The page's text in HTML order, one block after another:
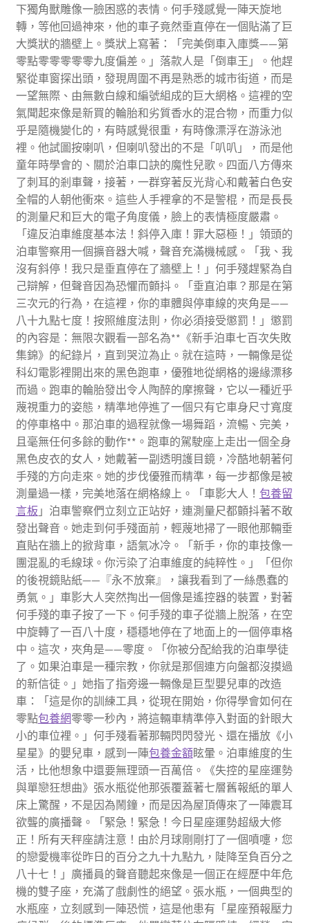
下獨角獸雕像一臉困惑的表情。何手殘感覺一陣天旋地
轉，等他回過神來，他的車子竟然垂直停在一個貼滿了巨
大獎狀的牆壁上。獎狀上寫著：「完美倒車入庫獎——第
零點零零零零零九度偏差。」落款人是「倒車王」。他趕
緊從車窗探出頭，發現周圍不再是熟悉的城市街道，而是
一望無際、由無數白線和編號組成的巨大網格。這裡的空
氣聞起來像是新買的輪胎和劣質香水的混合物，而重力似
乎是隨機變化的，有時感覺很重，有時像漂浮在游泳池
裡。他試圖按喇叭，但喇叭發出的不是「叭叭」，而是他
童年時學會的、關於泊車口訣的魔性兒歌。四面八方傳來
了刺耳的剎車聲，接著，一群穿著反光背心和戴著白色安
全帽的人朝他衝來。這些人手裡拿的不是警棍，而是長長
的測量尺和巨大的電子角度儀，臉上的表情極度嚴肅。
「違反泊車維度基本法！斜停入庫！罪大惡極！」領頭的
泊車警察用一個擴音器大喊，聲音充滿機械感。「我、我
沒有斜停！我只是垂直停在了牆壁上！」何手殘趕緊為自
己辯解，但聲音因為恐懼而顫抖。「垂直泊車？那是在第
三次元的行為，在這裡，你的車體與停車線的夾角是——
八十九點七度！按照維度法則，你必須接受懲罰！」懲罰
的內容是：無限次觀看一部名為**《新手泊車七百次失敗
集錦》的紀錄片，直到哭泣為止。就在這時，一輛像是從
科幻電影裡開出來的黑色跑車，優雅地從網格的邊緣漂移
而過。跑車的輪胎發出令人陶醉的摩擦聲，它以一種近乎
蔑視重力的姿態，精準地停進了一個只有它車身尺寸寬度
的停車格中。那泊車的過程就像一場舞蹈，流暢、完美，
且毫無任何多餘的動作**。跑車的駕駛座上走出一個全身
黑色皮衣的女人，她戴著一副透明護目鏡，冷酷地朝著何
手殘的方向走來。她的步伐優雅而精準，每一步都像是被
測量過一樣，完美地落在網格線上。「車影大人！ 包養留
言板 」泊車警察們立刻立正站好，連測量尺都顫抖著不敢
發出聲音。她走到何手殘面前，輕蔑地掃了一眼他那輛垂
直貼在牆上的掀背車，語氣冰冷。「新手，你的車技像一
團混亂的毛線球。你污染了泊車維度的純粹性。」「但你
的後視鏡貼紙——『永不放棄』，讓我看到了一絲愚蠢的
勇氣。」車影大人突然掏出一個像是遙控器的裝置，對著
何手殘的車子按了一下。何手殘的車子從牆上脫落，在空
中旋轉了一百八十度，穩穩地停在了地面上的一個停車格
中。這次，夾角是——零度。「你被分配給我的泊車學徒
了。如果泊車是一種宗教，你就是那個連方向盤都沒摸過
的新信徒。」她指了指旁邊一輛像是巨型嬰兒車的改造
車：「這是你的訓練工具，從現在開始，你得學會如何在
零點包養網零零一秒內，將這輛車精準停入對面的針眼大
小的車位裡。」何手殘看著那輛閃閃發光、還在播放《小
星星》的嬰兒車，感到一陣包養金額眩暈。泊車維度的生
活，比他想象中還要無理頭一百萬倍。《失控的星座運勢
與單戀狂想曲》張水瓶從他那張覆蓋著七層舊報紙的單人
床上驚醒，不是因為鬧鐘，而是因為屋頂傳來了一陣震耳
欲聾的廣播聲。「緊急！緊急！今日星座運勢超級大修
正！所有天秤座請注意！由於月球剛剛打了一個噴嚏，您
的戀愛機率從昨日的百分之九十九點九，陡降至負百分之
八十七！」廣播員的聲音聽起來像是一個正在經歷中年危
機的雙子座，充滿了戲劇性的絕望。張水瓶，一個典型的
水瓶座，立刻感到一陣恐慌，這是他患有「星座預報壓力